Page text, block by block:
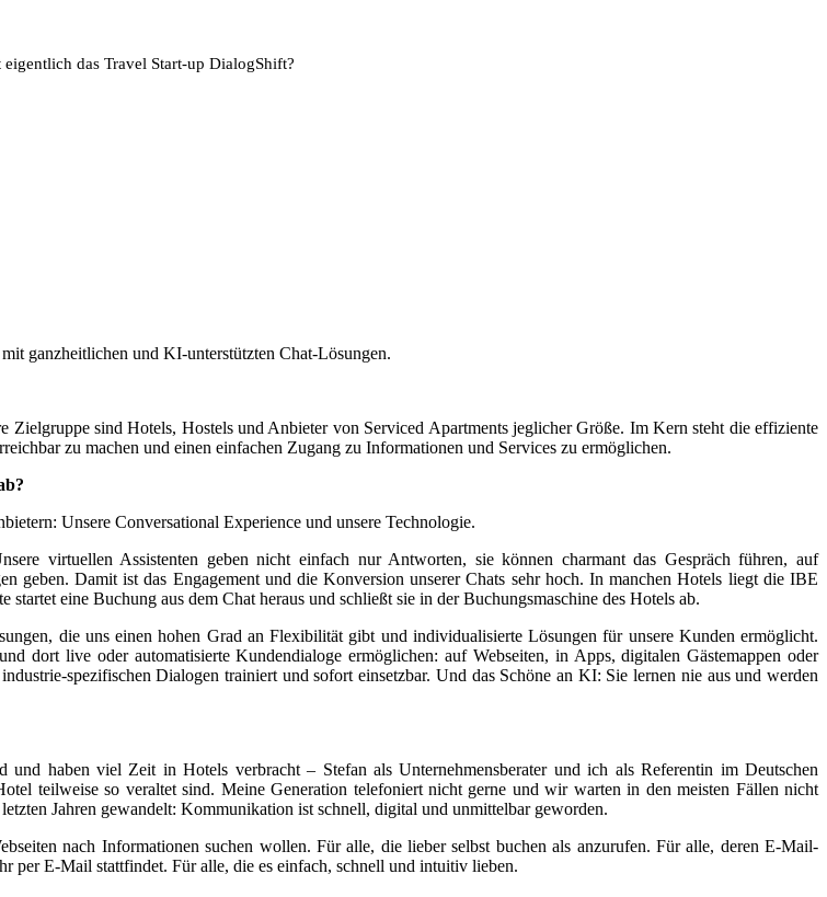
eigentlich das Travel Start-up DialogShift?
ganzheitlichen und KI-unterstützten Chat-Lösungen.
Zielgruppe sind Hotels, Hostels und Anbieter von Serviced Apartments jeglicher Größe. Im Kern steht die effiziente
zu machen und einen einfachen Zugang zu Informationen und Services zu ermöglichen.
Unsere Conversational Experience und unsere Technologie.
virtuellen Assistenten geben nicht einfach nur Antworten, sie können charmant das Gespräch führen, auf
geben. Damit ist das Engagement und die Konversion unserer Chats sehr hoch. In manchen Hotels liegt die IBE
eine Buchung aus dem Chat heraus und schließt sie in der Buchungsmaschine des Hotels ab.
die uns einen hohen Grad an Flexibilität gibt und individualisierte Lösungen für unsere Kunden ermöglicht.
dort live oder automatisierte Kundendialoge ermöglichen: auf Webseiten, in Apps, digitalen Gästemappen oder
spezifischen Dialogen trainiert und sofort einsetzbar. Und das Schöne an KI: Sie lernen nie aus und werden
haben viel Zeit in Hotels verbracht – Stefan als Unternehmensberater und ich als Referentin im Deutschen
teilweise so veraltet sind. Meine Generation telefoniert nicht gerne und wir warten in den meisten Fällen nicht
Jahren gewandelt: Kommunikation ist schnell, digital und unmittelbar geworden.
nach Informationen suchen wollen. Für alle, die lieber selbst buchen als anzurufen. Für alle, deren E-Mail-
per E-Mail stattfindet. Für alle, die es einfach, schnell und intuitiv lieben.